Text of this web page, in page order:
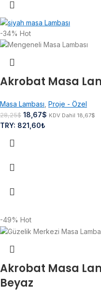
-34% Hot
Akrobat Masa
Masa Lambası Proje - Özel
28,25$ 18,67$ KDV Dahil 18,67$
TRY: 821,60₺
-49% Hot
Akrobat Masa
Beyaz